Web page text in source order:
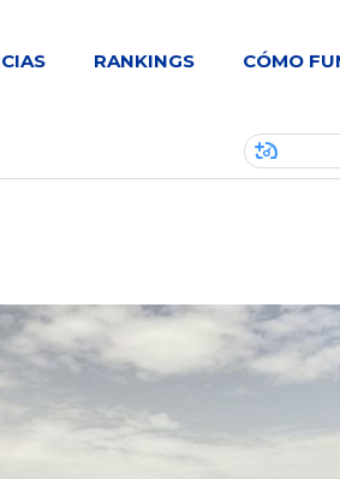
RANKINGS CÓMO